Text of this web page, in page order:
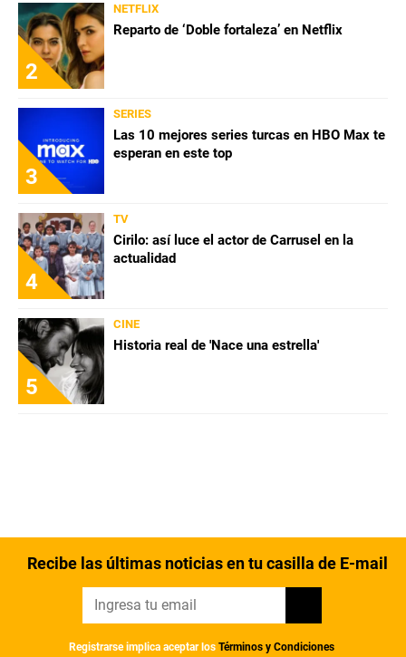
2
NETFLIX
Reparto de ‘Doble fortaleza’ en Netflix
3
SERIES
Las 10 mejores series turcas en HBO Max te
esperan en este top
4
TV
Cirilo: así luce el actor de Carrusel en la
actualidad
5
CINE
Historia real de 'Nace una estrella'
Recibe las últimas noticias en tu casilla de E-mail
Registrarse implica aceptar los Términos y Condiciones